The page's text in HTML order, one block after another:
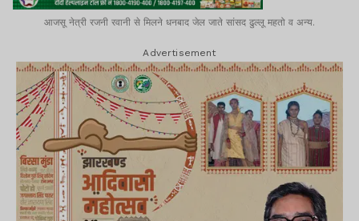
आजसू नेत्री रजनी रवानी से मिलने धनबाद जेल जाते सांसद ढुल्लू महतो व अन्य.
Advertisement